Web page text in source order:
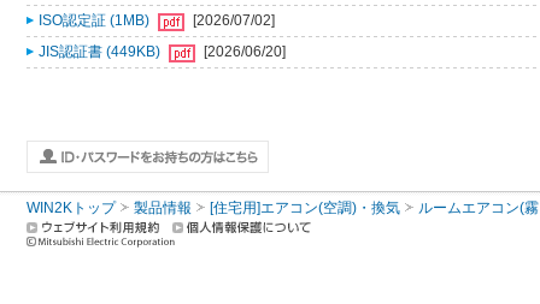
ISO認定証 (1MB)
[2026/07/02]
JIS認証書 (449KB)
[2026/06/20]
WIN2Kトップ 製品情報 [住宅用]エアコン(空調)・換気 ルームエアコン(